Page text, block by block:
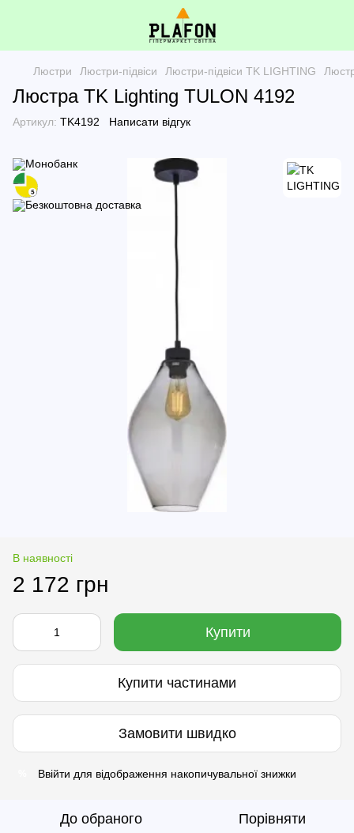
Люстри Люстри-підвіси Люстри-підвіси TK LIGHTING
Люстра TK Lighting TULON 4192
Артикул: TK4192 Написати відгук
В наявності
2 172 грн
Купити
Купити частинами
Замовити швидко
Ввійти для відображення накопичувальної знижки
До обраного Порівняти